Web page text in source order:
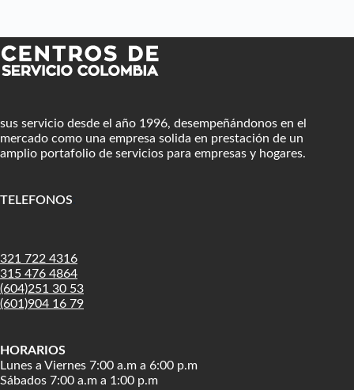
sus servicio desde el año 1996, desempeñándonos en el
mercado como una empresa solida en prestación de un
amplio portafolio de servicios para empresas y hogares.
TELEFONOS
321 722 4316
315 476 4864
(604)251 30 53
(601)904 16 79
HORARIOS
Lunes a Viernes 7:00 a.m a 6:00 p.m
Sábados 7:00 a.m a 1:00 p.m